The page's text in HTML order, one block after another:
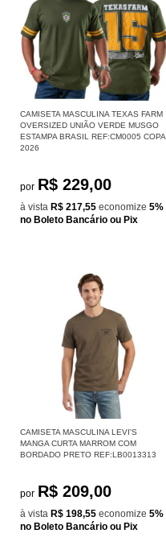
CAMISETA MASCULINA TEXAS FARM
OVERSIZED UNIÃO VERDE MUSGO
ESTAMPA BRASIL REF:CM0005 COPA
2026
por R$ 229,00
à vista R$ 217,55 economize 5%
no Boleto Bancário ou Pix
CAMISETA MASCULINA LEVI'S
MANGA CURTA MARROM COM
BORDADO PRETO REF:LB0013313
por R$ 209,00
à vista R$ 198,55 economize 5%
no Boleto Bancário ou Pix